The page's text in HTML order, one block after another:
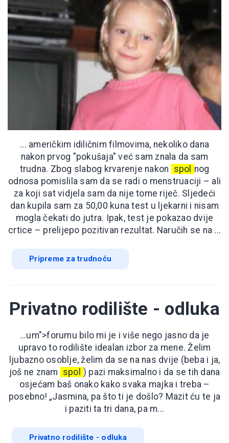
... američkim idiličnim filmovima, nekoliko dana
nakon prvog "pokušaja" već sam znala da sam
trudna. Zbog slabog krvarenje nakon spol nog
odnosa pomislila sam da se radi o menstruaciji – ali
za koji sat vidjela sam da nije tome riječ. Sljedeći
dan kupila sam za 50,00 kuna test u ljekarni i nisam
mogla čekati do jutra. Ipak, test je pokazao dvije
crtice – prelijepo pozitivan rezultat. Naručih se na ...
Pripreme za trudnoću
Privatno rodilište - odluka
...um">forumu bilo mi je i više nego jasno da je
upravo to rodilište idealan izbor za mene. Želim
ljubazno osoblje, želim da se na nas dvije (beba i ja,
još ne znam spol ) pazi maksimalno i da se tih dana
osjećam baš onako kako svaka majka i treba –
posebno! „Jasmina, pa što ti je došlo? Mazit ću te ja
i paziti ta tri dana, pa m...
Privatno rodilište - odluka